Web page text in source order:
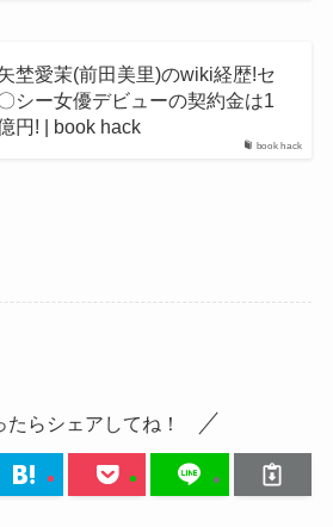
book hack
埜愛茉(前田美里)のwiki経歴!セ
シー女優デビューの契約金は1
円! | book hack
たらシェアしてね！